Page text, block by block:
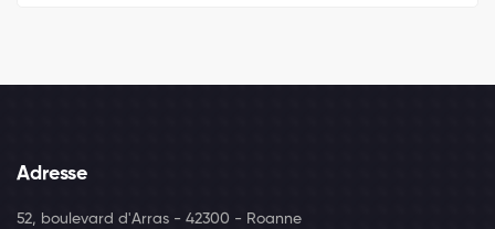
Adresse
52, boulevard d'Arras - 42300 - Roanne